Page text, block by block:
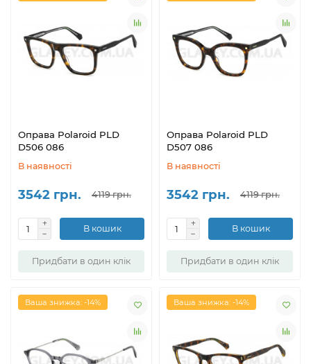
Оправа Polaroid PLD
D506 086
В наявності
3542 грн. 4119 грн.
В кошик
Придбати в один клік
Оправа Polaroid PLD
D507 086
В наявності
3542 грн. 4119 грн.
В кошик
Придбати в один клік
Ваша знижка: -14% Ваша знижка: -14%